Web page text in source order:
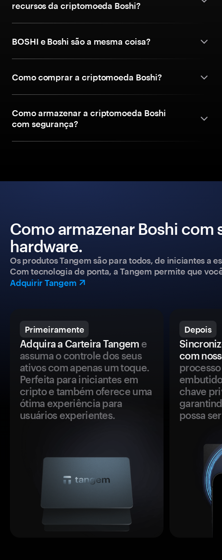
recursos da criptomoeda Boshi?
BOSHI e Boshi são a mesma coisa?
Como comprar a criptomoeda Boshi?
Como armazenar a criptomoeda Boshi
com segurança?
Como armazenar Boshi com
hardware.
Os produtos Tangem são para todos, de iniciantes a
Com tecnologia de ponta, a Tangem permite que
Adquirir Tangem
Primeiramente
Adquira a Carteira Tangem e
assuma o controle dos seus
ativos com apenas um toque.
Perfeita para iniciantes em
cripto e também oferece uma
ótima experiência para
usuários experientes.
Depois
com
chave
possa